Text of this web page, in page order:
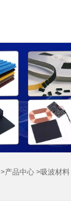
>产品中心 >吸波材料